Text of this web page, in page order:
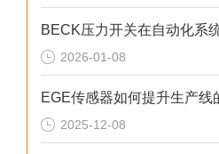
2026-01-08
2025-12-08